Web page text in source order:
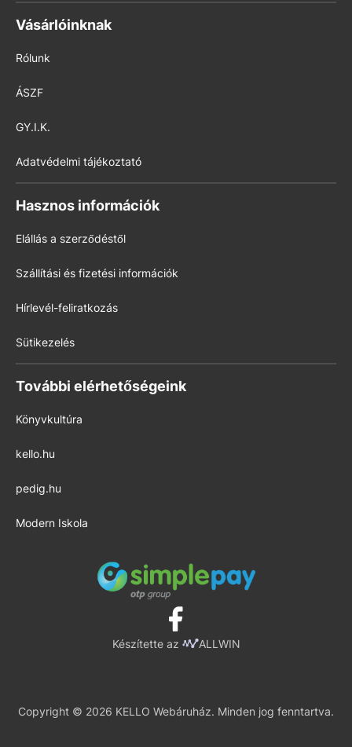
Vásárlóinknak
Rólunk
ÁSZF
GY.I.K.
Adatvédelmi tájékoztató
Hasznos információk
Elállás a szerződéstől
Szállítási és fizetési információk
Hírlevél-feliratkozás
Sütikezelés
További elérhetőségeink
Könyvkultúra
kello.hu
pedig.hu
Modern Iskola
Készítette az ALLWIN
Copyright © 2026 KELLO Webáruház. Minden jog fenntartva.